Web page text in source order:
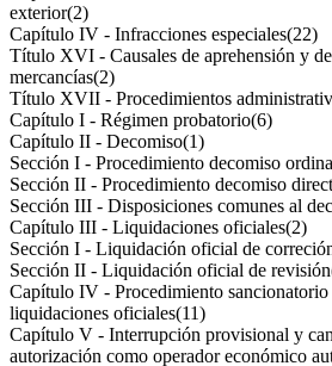
exterior(2)
Capítulo IV - Infracciones especiales(22)
Título XVI - Causales de aprehensión y
mercancías(2)
Título XVII - Procedimientos
Capítulo I - Régimen probatorio(6)
Capítulo II - Decomiso(1)
Sección I - Procedimiento decomiso
Sección II - Procedimiento decomiso
Sección III - Disposiciones comunes al
Capítulo III - Liquidaciones oficiales(2)
Sección I - Liquidación oficial de
Sección II - Liquidación oficial de revisión
Capítulo IV - Procedimiento
liquidaciones oficiales(11)
Capítulo V - Interrupción provisional y
autorización como operador económico